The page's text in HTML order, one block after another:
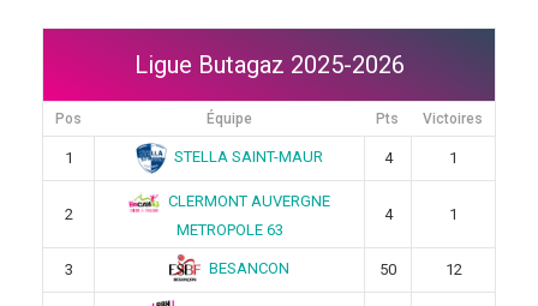
Ligue Butagaz 2025-2026
Pos Équipe Pts Victoires
1 STELLA SAINT-MAUR 4 1
2
CLERMONT AUVERGNE
METROPOLE 63
4 1
3 BESANCON 50 12